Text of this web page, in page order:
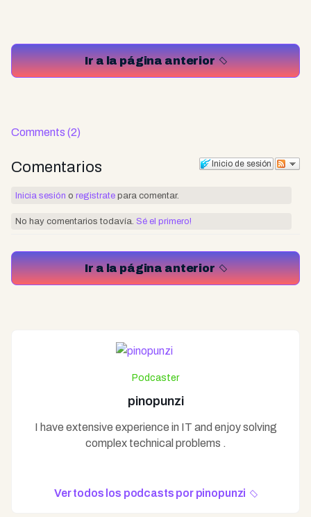
Ir a la página anterior
Comments (2)
Inicio de sesión
Comentarios
Inicia sesión oregistrate para comentar.
No hay comentarios todavía. Sé el primero!
Ir a la página anterior
Podcaster
pinopunzi
I have extensive experience in IT and enjoy solving
complex technical problems .
Ver todos los podcasts por pinopunzi